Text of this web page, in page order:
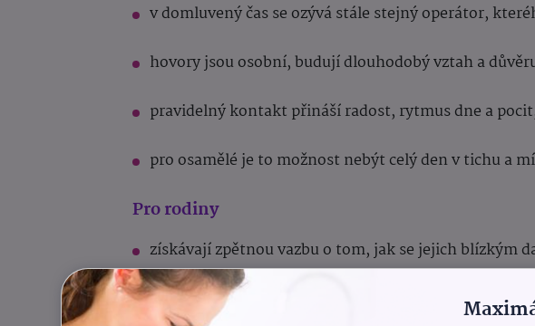
v domluvený čas se ozývá stále stejný operátor,
hovory jsou osobní, budují dlouhodobý vztah a
pravidelný kontakt přináší radost, rytmus dne a
pro osamělé je to možnost nebýt celý den v tichu a
Pro rodiny
získávají zpětnou vazbu o tom, jak se jejich blízkým
mají jistotu, že rodiče či prarodiče nejsou sami,